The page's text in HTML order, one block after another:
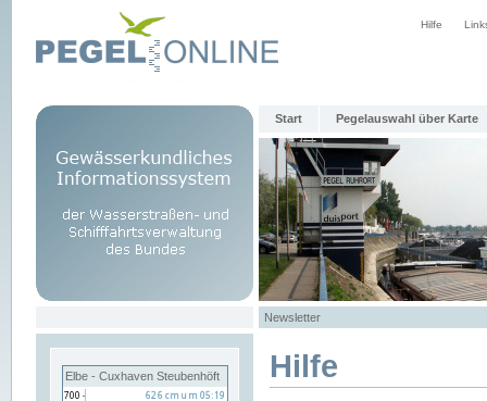
Hilfe
Start Pegelauswahl über Karte
Newsletter
Elbe - Cuxhaven Steubenhöft Hilfe